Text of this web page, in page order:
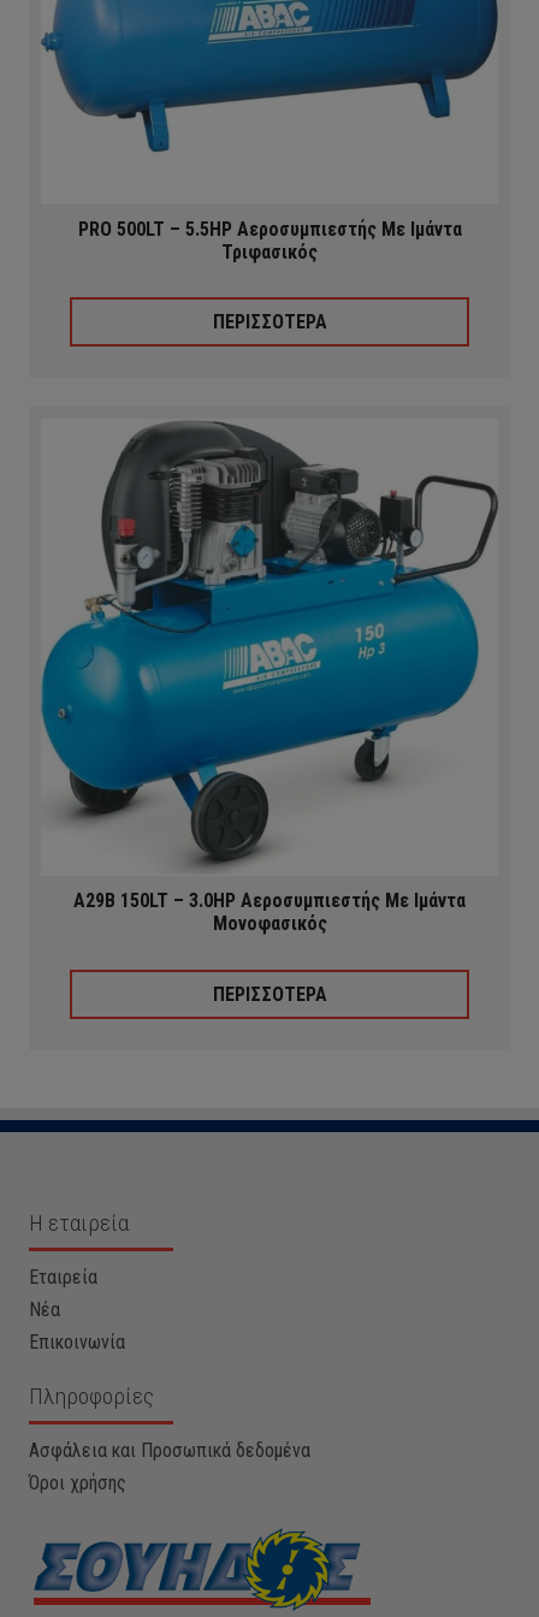
PRO 500LT – 5.5HP Αεροσυμπιεστής Με Ιμάντα
Τριφασικός
ΠΕΡΙΣΣΟΤΕΡΑ
A29B 150LT – 3.0HP Αεροσυμπιεστής Με Ιμάντα
Μονοφασικός
ΠΕΡΙΣΣΟΤΕΡΑ
Η εταιρεία
Εταιρεία
Νέα
Επικοινωνία
Πληροφορίες
Ασφάλεια και Προσωπικά δεδομένα
Όροι χρήσης